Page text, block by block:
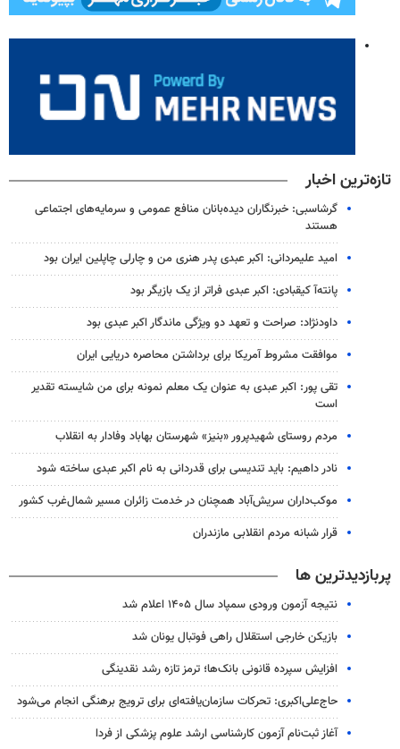
تازه‌ترین اخبار
گرشاسبی: خبرنگاران دیده‌بانان منافع عمومی و سرمایه‌های اجتماعی
هستند
امید علیمردانی: اکبر عبدی پدر هنری من و چارلی چاپلین ایران بود
پانته‌آ کیقبادی: اکبر عبدی فراتر از یک بازیگر بود
داودنژاد: صراحت و تعهد دو ویژگی ماندگار اکبر عبدی بود
موافقت مشروط آمریکا برای برداشتن محاصره دریایی ایران
تقی پور: اکبر عبدی به عنوان یک معلم نمونه برای من شایسته تقدیر
است
مردم روستای شهیدپرور «بنیز» شهرستان بهاباد وفادار به انقلاب
نادر داهیم: باید تندیسی برای قدردانی به نام اکبر عبدی ساخته شود
موکب‌داران سریش‌آباد همچنان در خدمت زائران مسیر شمال‌غرب کشور
قرار شبانه مردم انقلابی مازندران
پربازدیدترین ها
نتیجه آزمون ورودی سمپاد سال ۱۴۰۵ اعلام شد
بازیکن خارجی استقلال راهی فوتبال یونان شد
افزایش سپرده قانونی بانک‌ها؛ ترمز تازه رشد نقدینگی
حاج‌علی‌اکبری: تحرکات سازمان‌یافته‌ای برای ترویج برهنگی انجام می‌شود
آغاز ثبت‌نام‌ آزمون کارشناسی ارشد علوم پزشکی از فردا